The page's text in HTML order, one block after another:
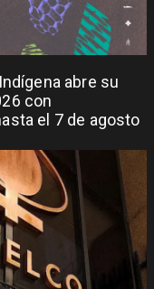
abre su
con
el 7 de agosto